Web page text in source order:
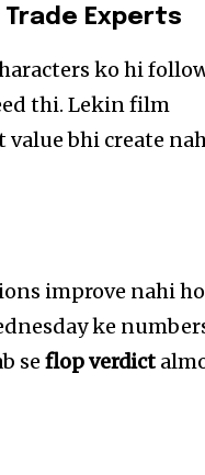
Experts
ko hi
thi. Lekin film
value bhi create
improve nahi
ke
seflop verdict